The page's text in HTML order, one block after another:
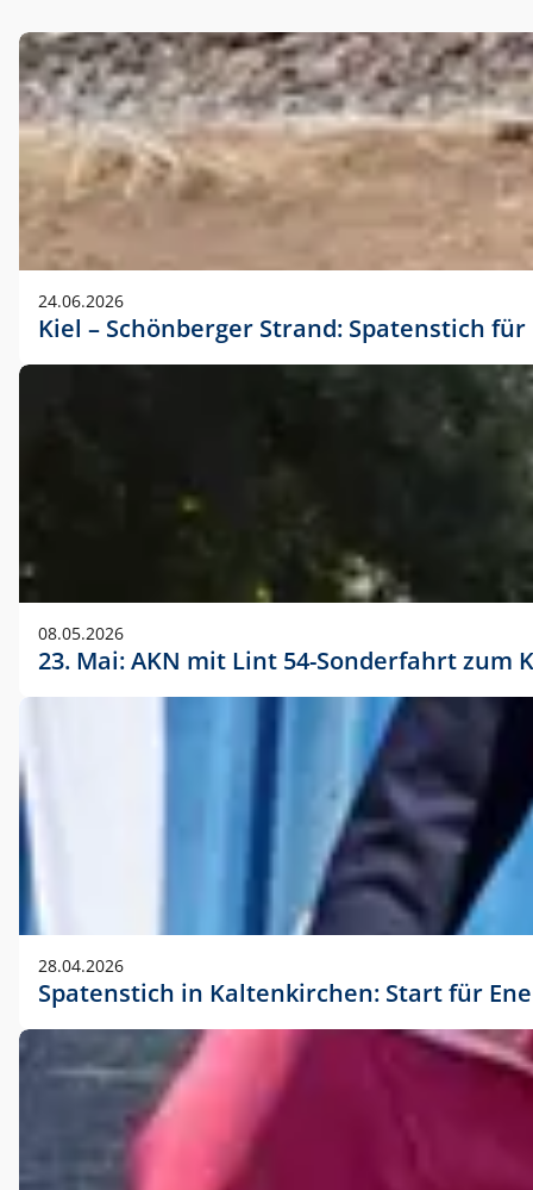
24.06.2026
Kiel – Schönberger Strand: Spatenstich
08.05.2026
23. Mai: AKN mit Lint 54-Sonderfahrt
28.04.2026
Spatenstich in Kaltenkirchen: Start für